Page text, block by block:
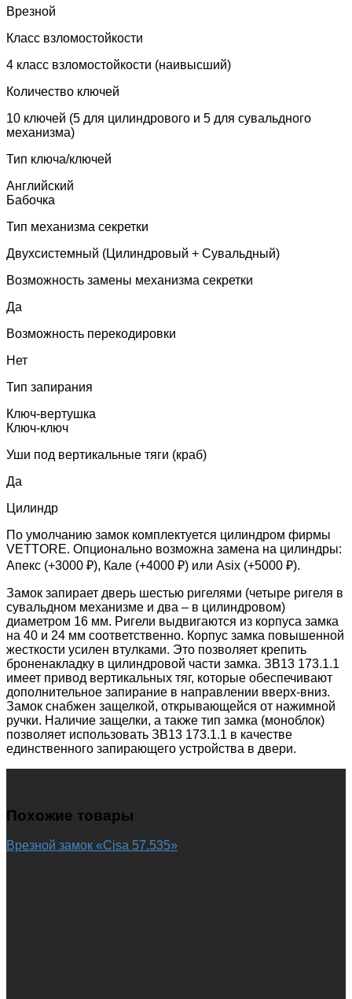
Врезной
Класс взломостойкости
4 класс взломостойкости (наивысший)
Количество ключей
10 ключей (5 для цилиндрового и 5 для сувальдного
механизма)
Тип ключа/ключей
Английский
Бабочка
Тип механизма секретки
Двухсистемный (Цилиндровый + Сувальдный)
Возможность замены механизма секретки
Да
Возможность перекодировки
Нет
Тип запирания
Ключ-вертушка
Ключ-ключ
Уши под вертикальные тяги (краб)
Да
Цилиндр
По умолчанию замок комплектуется цилиндром фирмы
VETTORE. Опционально возможна замена на цилиндры:
Апекс (+3000 ₽), Кале (+4000 ₽) или Asix (+5000 ₽).
Замок запирает дверь шестью ригелями (четыре ригеля в
сувальдном механизме и два – в цилиндровом)
диаметром 16 мм. Ригели выдвигаются из корпуса замка
на 40 и 24 мм соответственно. Корпус замка повышенной
жесткости усилен втулками. Это позволяет крепить
броненакладку в цилиндровой части замка. ЗВ13 173.1.1
имеет привод вертикальных тяг, которые обеспечивают
дополнительное запирание в направлении вверх-вниз.
Замок снабжен защелкой, открывающейся от нажимной
ручки. Наличие защелки, а также тип замка (моноблок)
позволяет использовать ЗВ13 173.1.1 в качестве
единственного запирающего устройства в двери.
Похожие товары
Врезной замок «Cisa 57.535»